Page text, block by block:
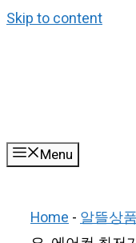
Skip to content
Menu
Home-알뜰상